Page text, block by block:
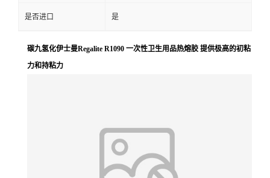
是否进口 是
碳九氢化伊士曼Regalite R1090 一次性卫生用品热熔胶 提供极高的初粘
力和持粘力